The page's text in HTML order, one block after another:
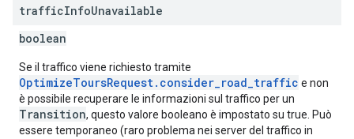
trafficInfoUnavailable
boolean
Se il traffico viene richiesto tramite
OptimizeToursRequest.consider_road_traffic e non
è possibile recuperare le informazioni sul traffico per un
Transition, questo valore booleano è impostato su true. Può
essere temporaneo (raro problema nei server del traffico in